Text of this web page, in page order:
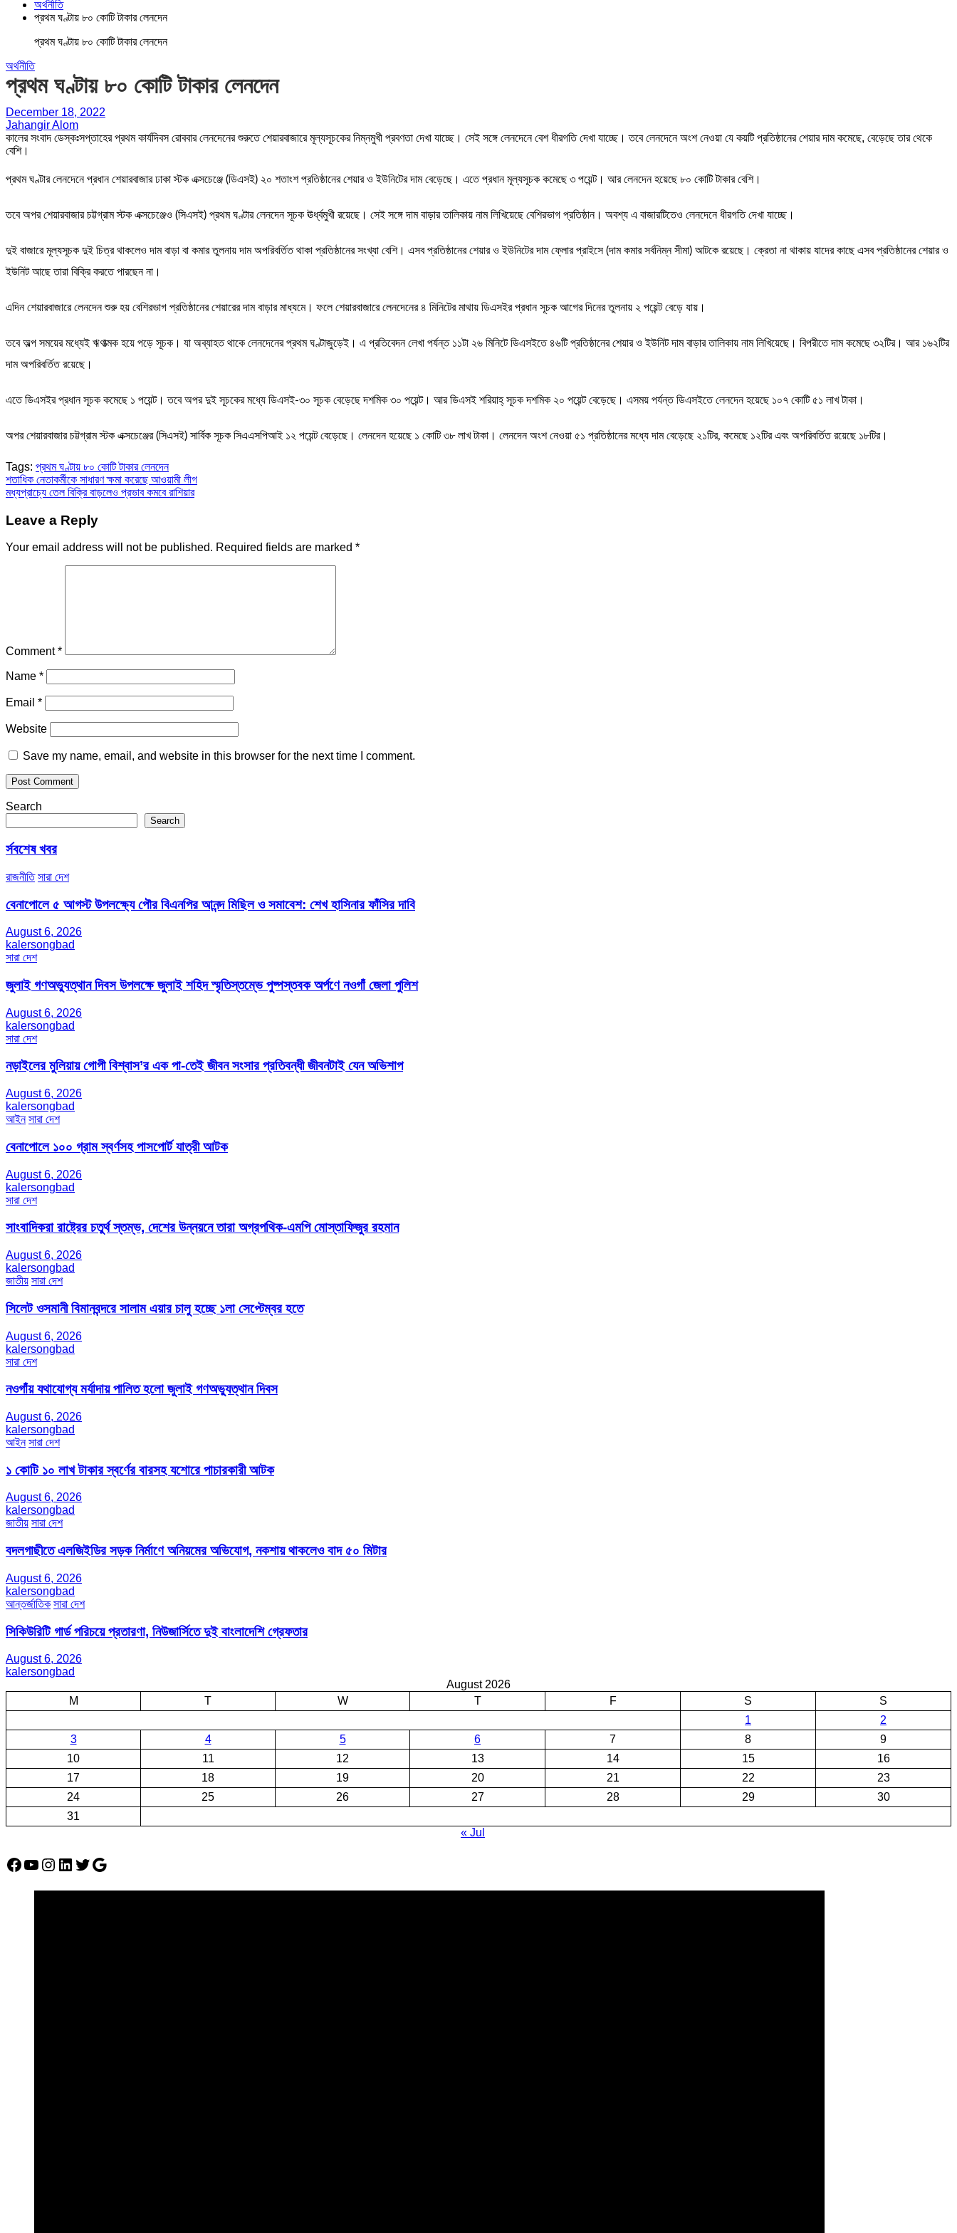
অর্থনীতি
প্রথম ঘণ্টায় ৮০ কোটি টাকার লেনদেন
প্রথম ঘণ্টায় ৮০ কোটি টাকার লেনদেন
অর্থনীতি
প্রথম ঘণ্টায় ৮০ কোটি টাকার লেনদেন
December 18, 2022
Jahangir Alom
কালের সংবাদ ডেস্কঃসপ্তাহের প্রথম কার্যদিবস রোববার লেনদেনের শুরুতে শেয়ারবাজারে মূল্যসূচকের নিম্নমুখী প্রবণতা দেখা যাচ্ছে। সেই সঙ্গে লেনদেনে বেশ ধীরগতি দেখা যাচ্ছে। তবে লেনদেনে অংশ নেওয়া যে কয়টি প্রতিষ্ঠানের শেয়ার দাম কমেছে, বেড়েছে তার থেকে
বেশি।
প্রথম ঘণ্টার লেনদেনে প্রধান শেয়ারবাজার ঢাকা স্টক এক্সচেঞ্জে (ডিএসই) ২০ শতাংশ প্রতিষ্ঠানের শেয়ার ও ইউনিটের দাম বেড়েছে। এতে প্রধান মূল্যসূচক কমেছে ৩ পয়েন্ট। আর লেনদেন হয়েছে ৮০ কোটি টাকার বেশি।
তবে অপর শেয়ারবাজার চট্টগ্রাম স্টক এক্সচেঞ্জেও (সিএসই) প্রথম ঘণ্টার লেনদেন সূচক ঊর্ধ্বমুখী রয়েছে। সেই সঙ্গে দাম বাড়ার তালিকায় নাম লিখিয়েছে বেশিরভাগ প্রতিষ্ঠান। অবশ্য এ বাজারটিতেও লেনদেনে ধীরগতি দেখা যাচ্ছে।
দুই বাজারে মূল্যসূচক দুই চিত্র থাকলেও দাম বাড়া বা কমার তুলনায় দাম অপরিবর্তিত থাকা প্রতিষ্ঠানের সংখ্যা বেশি। এসব প্রতিষ্ঠানের শেয়ার ও ইউনিটের দাম ফ্লোর প্রাইসে (দাম কমার সর্বনিম্ন সীমা) আটকে রয়েছে। ক্রেতা না থাকায় যাদের কাছে এসব প্রতিষ্ঠানের শেয়ার ও
ইউনিট আছে তারা বিক্রি করতে পারছেন না।
এদিন শেয়ারবাজারে লেনদেন শুরু হয় বেশিরভাগ প্রতিষ্ঠানের শেয়ারের দাম বাড়ার মাধ্যমে। ফলে শেয়ারবাজারে লেনদেনের ৪ মিনিটের মাথায় ডিএসইর প্রধান সূচক আগের দিনের তুলনায় ২ পয়েন্ট বেড়ে যায়।
তবে অল্প সময়ের মধ্যেই ঋণাত্মক হয়ে পড়ে সূচক। যা অব্যাহত থাকে লেনদেনের প্রথম ঘণ্টাজুড়েই। এ প্রতিবেদন লেখা পর্যন্ত ১১টা ২৬ মিনিটে ডিএসইতে ৪৬টি প্রতিষ্ঠানের শেয়ার ও ইউনিট দাম বাড়ার তালিকায় নাম লিখিয়েছে। বিপরীতে দাম কমেছে ৩২টির। আর ১৬২টির
দাম অপরিবর্তিত রয়েছে।
এতে ডিএসইর প্রধান সূচক কমেছে ১ পয়েন্ট। তবে অপর দুই সূচকের মধ্যে ডিএসই-৩০ সূচক বেড়েছে দশমিক ৩০ পয়েন্ট। আর ডিএসই শরিয়াহ্ সূচক দশমিক ২০ পয়েন্ট বেড়েছে। এসময় পর্যন্ত ডিএসইতে লেনদেন হয়েছে ১০৭ কোটি ৫১ লাখ টাকা।
অপর শেয়ারবাজার চট্টগ্রাম স্টক এক্সচেঞ্জের (সিএসই) সার্বিক সূচক সিএএসপিআই ১২ পয়েন্ট বেড়েছে। লেনদেন হয়েছে ১ কোটি ৩৮ লাখ টাকা। লেনদেন অংশ নেওয়া ৫১ প্রতিষ্ঠানের মধ্যে দাম বেড়েছে ২১টির, কমেছে ১২টির এবং অপরিবর্তিত রয়েছে ১৮টির।
Tags: প্রথম ঘণ্টায় ৮০ কোটি টাকার লেনদেন
Post
navigation
শতাধিক নেতাকর্মীকে সাধারণ ক্ষমা করেছে আওয়ামী লীগ
মধ্যপ্রাচ্যে তেল বিক্রি বাড়লেও প্রভাব কমবে রাশিয়ার
Leave a Reply
Your email address will not be published. Required fields are marked *
Comment*
Name *
Email *
Website
Save my name, email, and website in this browser for the next time I comment.
Search
Search
র্সবশেষ খবর
রাজনীতি সারা দেশ
বেনাপোলে ৫ আগস্ট উপলক্ষ্যে পৌর বিএনপির আনন্দ মিছিল ও সমাবেশ: শেখ হাসিনার ফাঁসির দাবি
August 6, 2026
kalersongbad
সারা দেশ
জুলাই গণঅভ্যুত্থান দিবস উপলক্ষে জুলাই শহিদ স্মৃতিস্তম্ভে পুষ্পস্তবক অর্পণে নওগাঁ জেলা পুলিশ
August 6, 2026
kalersongbad
সারা দেশ
নড়াইলের মুলিয়ায় গোপী বিশ্বাস’র এক পা-তেই জীবন সংসার প্রতিবন্ধী জীবনটাই যেন অভিশাপ
August 6, 2026
kalersongbad
আইন সারা দেশ
বেনাপোলে ১০০ গ্রাম স্বর্ণসহ পাসপোর্ট যাত্রী আটক
August 6, 2026
kalersongbad
সারা দেশ
সাংবাদিকরা রাষ্ট্রের চতুর্থ স্তম্ভ, দেশের উন্নয়নে তারা অগ্রপথিক-এমপি মোস্তাফিজুর রহমান
August 6, 2026
kalersongbad
জাতীয় সারা দেশ
সিলেট ওসমানী বিমানবন্দরে সালাম এয়ার চালু হচ্ছে ১লা সেপ্টেম্বর হতে
August 6, 2026
kalersongbad
সারা দেশ
নওগাঁয় যথাযোগ্য মর্যাদায় পালিত হলো জুলাই গণঅভ্যুত্থান দিবস
August 6, 2026
kalersongbad
আইন সারা দেশ
১ কোটি ১০ লাখ টাকার স্বর্ণের বারসহ যশোরে পাচারকারী আটক​
August 6, 2026
kalersongbad
জাতীয় সারা দেশ
বদলগাছীতে এলজিইডির সড়ক নির্মাণে অনিয়মের অভিযোগ, নকশায় থাকলেও বাদ ৫০ মিটার
August 6, 2026
kalersongbad
আন্তর্জাতিক সারা দেশ
সিকিউরিটি গার্ড পরিচয়ে প্রতারণা, নিউজার্সিতে দুই বাংলাদেশি গ্রেফতার
August 6, 2026
kalersongbad
August 2026
M
T W T F S
S
1
2
3
4 5 6 7 8
9
10
11 12 13 14 15
16
17
18 19 20 21 22
23
24
25 26 27 28 29
30
31
« Jul
Facebook
YouTube
Instagram
LinkedIn
Twitter
Google